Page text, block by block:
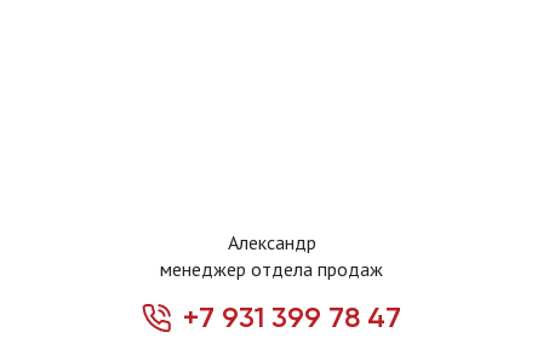
Александр
менеджер отдела продаж
+7 931 399 78 47